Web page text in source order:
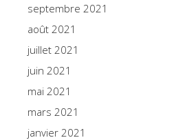
septembre 2021
août 2021
juillet 2021
juin 2021
mai 2021
mars 2021
janvier 2021